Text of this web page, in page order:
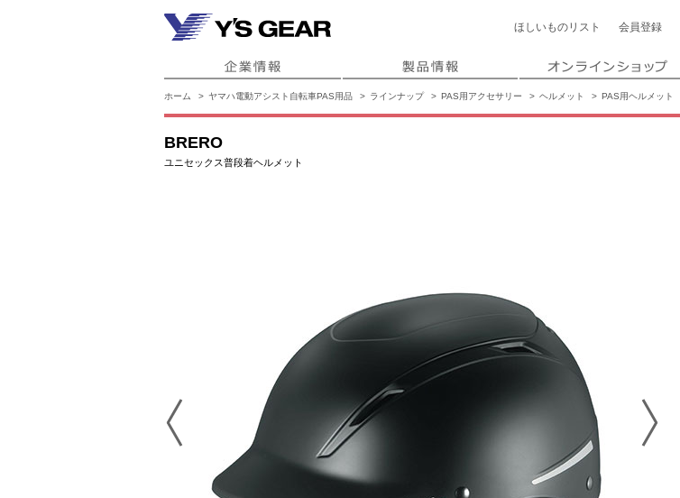
ほしいもの リスト 会員登録
ホーム ヤマハ電動アシスト自転車PAS用品 ラインナップ PAS用アクセサリー ヘルメット PAS用ヘルメット
BRERO
ユニセックス普段着ヘルメット